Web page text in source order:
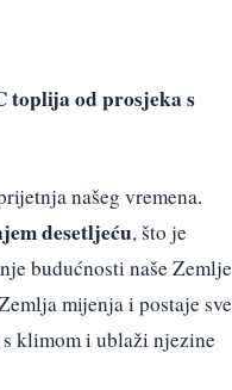
toplija od prosjeka s
našeg vremena.
desetljeću, što je
budućnosti naše Zemlje
mijenja i postaje sve
klimom i ublaži njezine